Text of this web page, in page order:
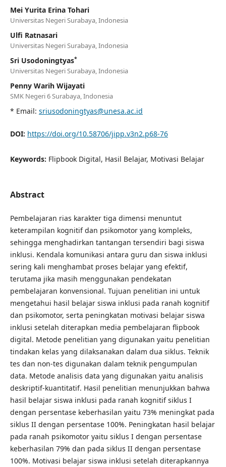
Mei Yurita Erina Tohari
Universitas Negeri Surabaya, Indonesia
Ulfi Ratnasari
Universitas Negeri Surabaya, Indonesia
Sri Usodoningtyas*
Universitas Negeri Surabaya, Indonesia
Penny Warih Wijayati
SMK Negeri 6 Surabaya, Indonesia
* Email: sriusodoningtyas@unesa.ac.id
DOI: https://doi.org/10.58706/jipp.v3n2.p68-76
Keywords: Flipbook Digital, Hasil Belajar, Motivasi Belajar
Abstract
Pembelajaran rias karakter tiga dimensi menuntut
keterampilan kognitif dan psikomotor yang kompleks,
sehingga menghadirkan tantangan tersendiri bagi siswa
inklusi. Kendala komunikasi antara guru dan siswa inklusi
sering kali menghambat proses belajar yang efektif,
terutama jika masih menggunakan pendekatan
pembelajaran konvensional. Tujuan penelitian ini untuk
mengetahui hasil belajar siswa inklusi pada ranah kognitif
dan psikomotor, serta peningkatan motivasi belajar siswa
inklusi setelah diterapkan media pembelajaran flipbook
digital. Metode penelitian yang digunakan yaitu penelitian
tindakan kelas yang dilaksanakan dalam dua siklus. Teknik
tes dan non-tes digunakan dalam teknik pengumpulan
data. Metode analisis data yang digunakan yaitu analisis
deskriptif-kuantitatif. Hasil penelitian menunjukkan bahwa
hasil belajar siswa inklusi pada ranah kognitif siklus I
dengan persentase keberhasilan yaitu 73% meningkat pada
siklus II dengan persentase 100%. Peningkatan hasil belajar
pada ranah psikomotor yaitu siklus I dengan persentase
keberhasilan 79% dan pada siklus II dengan persentase
100%. Motivasi belajar siswa inklusi setelah diterapkannya